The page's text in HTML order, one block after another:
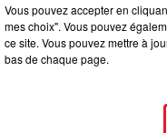
entourage, elle était
lignée de
En direct
Vous pouvez accepter en
mes choix". Vous pouvez
ce site. Vous pouvez mettre à
bas de chaque page.